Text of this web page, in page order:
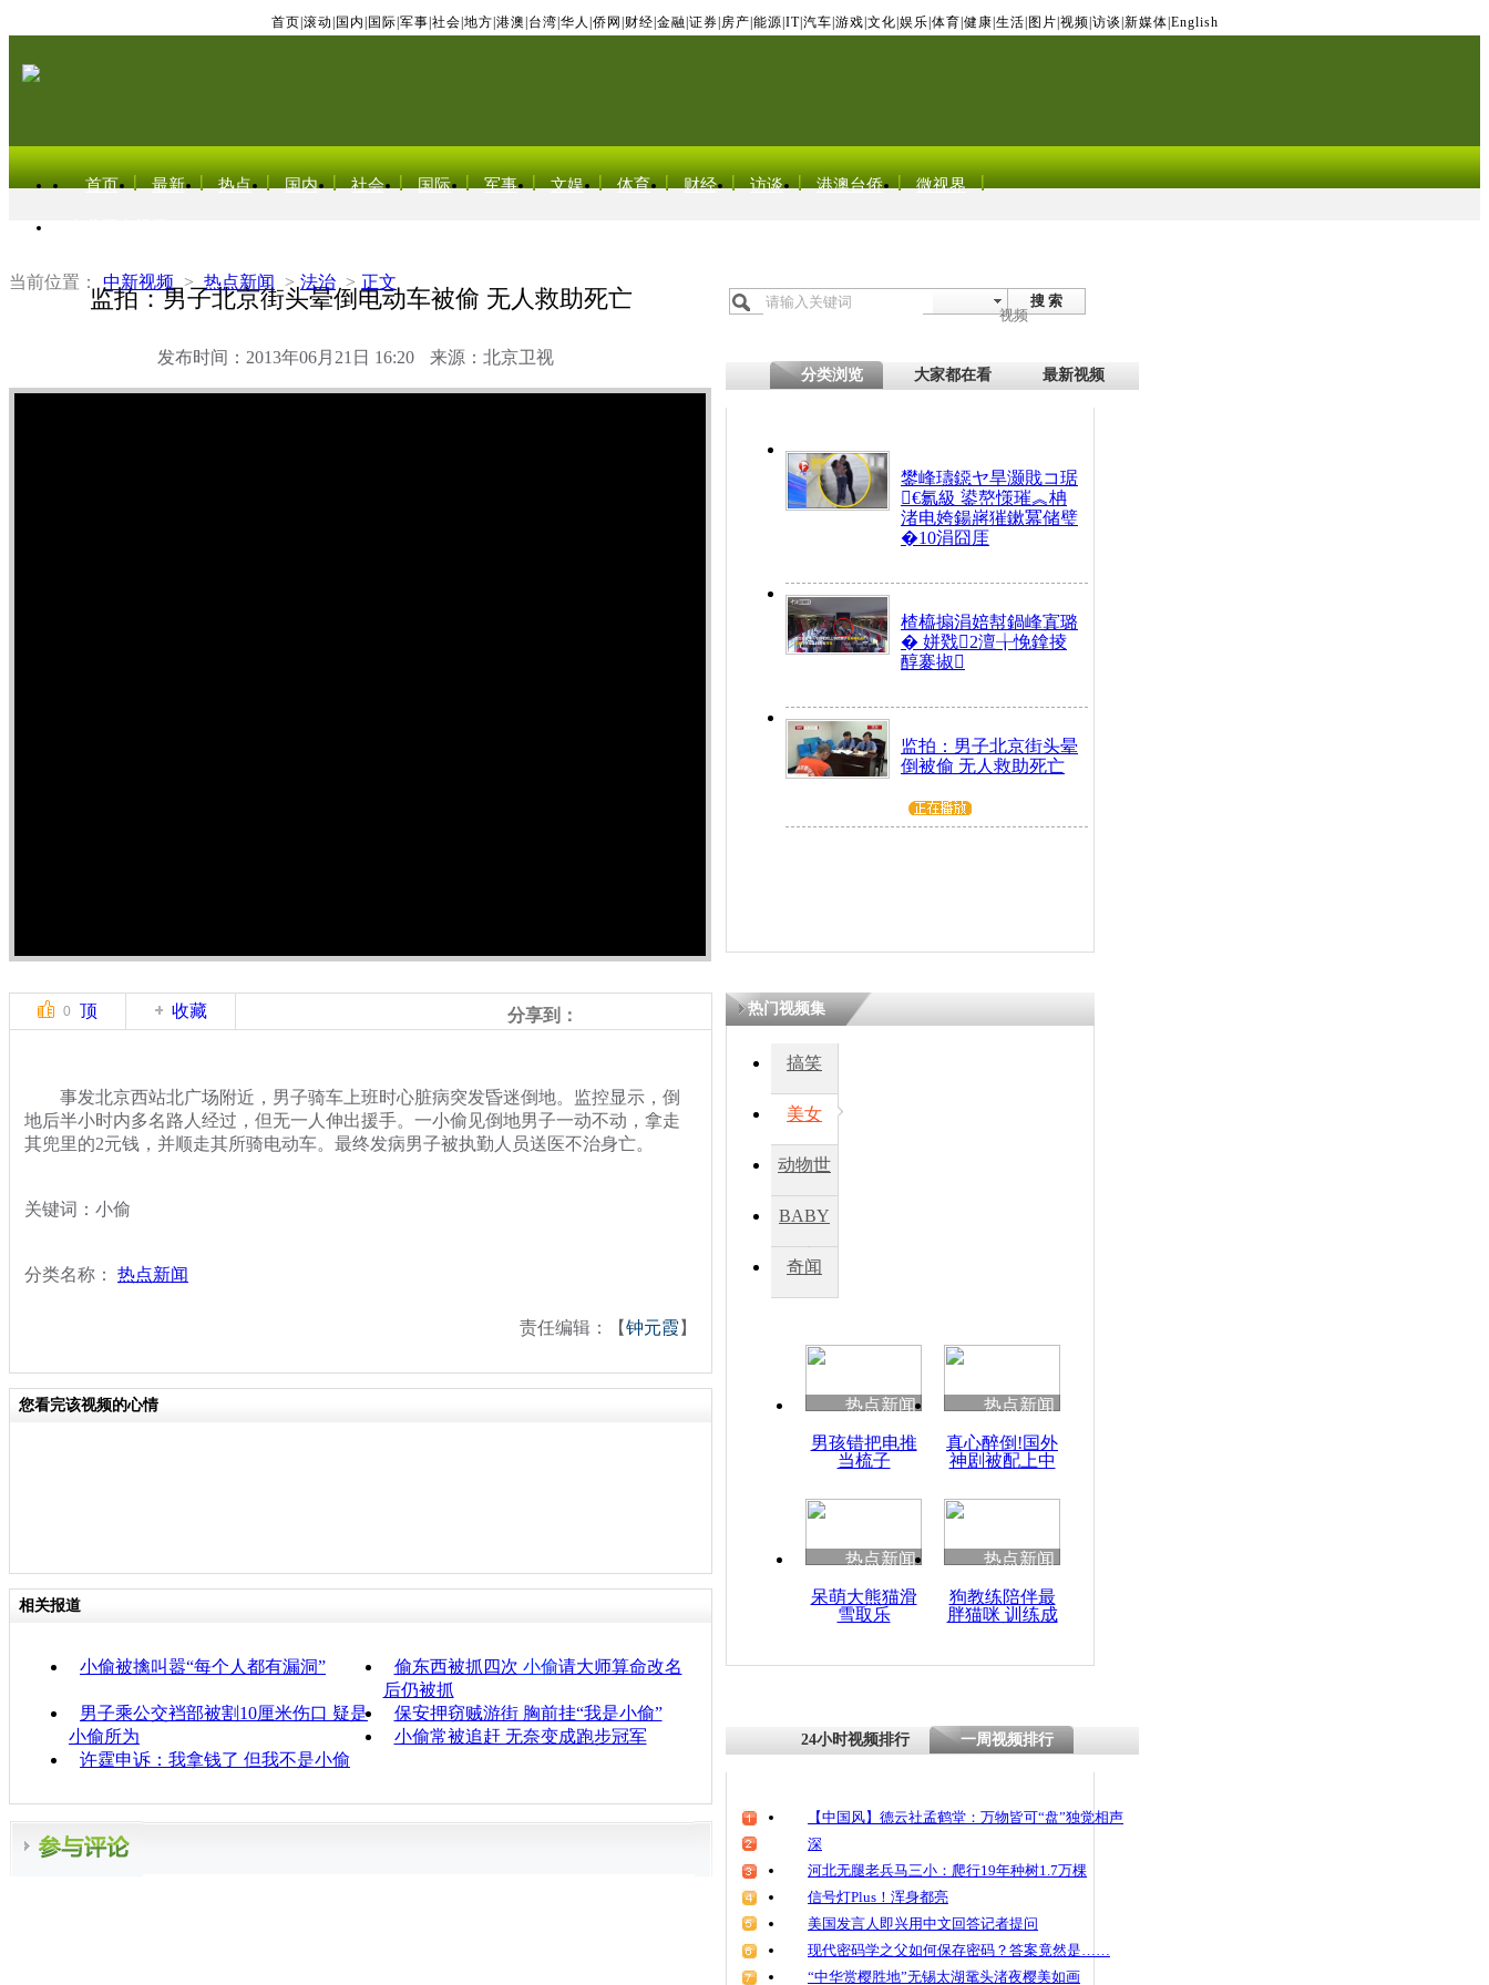
首页 滚动 国内 国际 军事 社会 地方 港澳 台湾 华人 侨网 财经 金融 证券 房产 能源 IT| 汽车 游戏 文化 娱乐 体育 健康 生活 图片 视频 访谈 新媒体 English
首页 最新 热点 国内 社会 国际 军事 文娱 体育 财经 访谈 港澳台侨 微视界
当前位置： 中新视频 > 热点新闻 > 法治 > 正文
监拍：男子北京街头晕倒电动车被偷 无人救助死亡
发布时间：2013年06月21日 16:20 来源：北京卫视
搜 索
视频
分类浏览 大家都在看 最新视频
鐢峰瓙鐚ヤ旱灏戝コ琚
€氱級 鍙嶅憡璀︽柟
渚电姱鍚嶈獕鏉冪储璧
�10涓囧厓
楂橀搧涓婄幇鍋峰寘璐
� 姘戣2澶╁悗鎿掕
醇褰掓
监拍：男子北京街头晕
倒被偷 无人救助死亡
0 顶 收藏 分享到：
事发北京西站北广场附近，男子骑车上班时心脏病突发昏迷倒地。监控显示，倒
地后半小时内多名路人经过，但无一人伸出援手。一小偷见倒地男子一动不动，拿走
其兜里的2元钱，并顺走其所骑电动车。最终发病男子被执勤人员送医不治身亡。
关键词：小偷
分类名称： 热点新闻
责任编辑：【钟元霞 】
您看完该视频的心情
相关报道
小偷被擒叫嚣“每个人都有漏洞” 偷东西被抓四次 小偷请大师算命改名
后仍被抓
男子乘公交裆部被割10厘米伤口 疑是
小偷所为
保安押窃贼游街 胸前挂“我是小偷”
小偷常被追赶 无奈变成跑步冠军
许霆申诉：我拿钱了 但我不是小偷
热门视频集
搞笑
美女
动物世
BABY
秀
奇闻
热点新闻
男孩错把电推
当梳子
热点新闻
真心醉倒!国外
神剧被配上中
热点新闻
呆萌大熊猫滑
雪取乐
热点新闻
狗教练陪伴最
胖猫咪 训练成
24小时视频排行 一周视频排行
【中国风】德云社孟鹤堂：万物皆可“盘”独觉相声
深
河北无腿老兵马三小：爬行19年种树1.7万棵
信号灯Plus！浑身都亮
美国发言人即兴用中文回答记者提问
现代密码学之父如何保存密码？答案竟然是……
“中华赏樱胜地”无锡太湖鼋头渚夜樱美如画